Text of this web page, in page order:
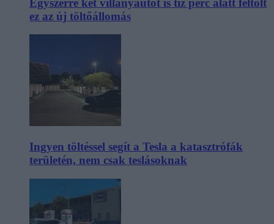
ez az új töltőállomás
Ingyen töltéssel segít a Tesla a katasztrófák
területén, nem csak teslásoknak